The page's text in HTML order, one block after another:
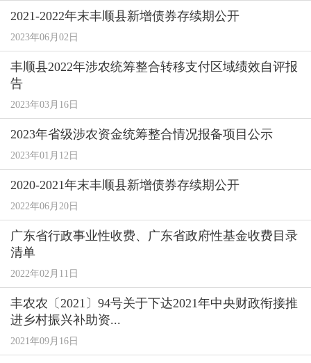
2021-2022年末丰顺县新增债券存续期公开
2023年06月02日
丰顺县2022年涉农统筹整合转移支付区域绩效自评报
告
2023年03月16日
2023年省级涉农资金统筹整合情况报备项目公示
2023年01月12日
2020-2021年末丰顺县新增债券存续期公开
2022年06月20日
广东省行政事业性收费、广东省政府性基金收费目录
清单
2022年02月11日
丰农农〔2021〕94号关于下达2021年中央财政衔接推
进乡村振兴补助资...
2021年09月16日